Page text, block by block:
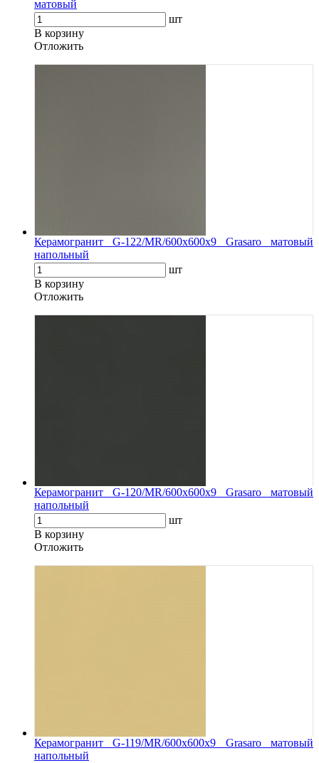
матовый
шт
В корзину
Oтложить
Керамогранит G-122/MR/600x600x9 Grasaro матовый
напольный
шт
В корзину
Oтложить
Керамогранит G-120/MR/600x600x9 Grasaro матовый
напольный
шт
В корзину
Oтложить
Керамогранит G-119/MR/600x600x9 Grasaro матовый
напольный